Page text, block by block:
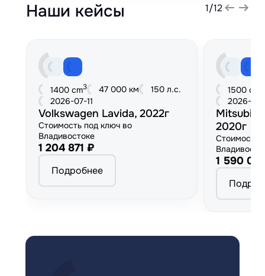
Наши кейсы 1/12
1400 cm3 47 000 км
150 л.с.
2026-07-11
Volkswagen Lavida, 2022г
Стоимость под ключ во
Владивостоке
1 204 871 ₽
Подробнее
1500 cm
2026-
2020г
Стоимость
1 590